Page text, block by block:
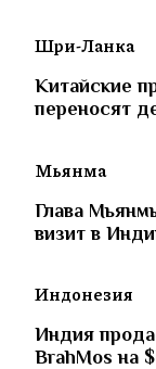
Шри-Ланка
Китайские
переносят
Мьянма
Глава
визит в
Индонезия
Индия
BrahMos на